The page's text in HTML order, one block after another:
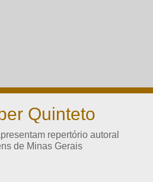
Quinteto
repertório autoral
de Minas Gerais